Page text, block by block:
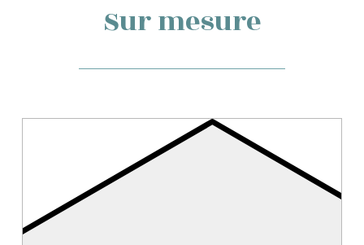
Sur mesure